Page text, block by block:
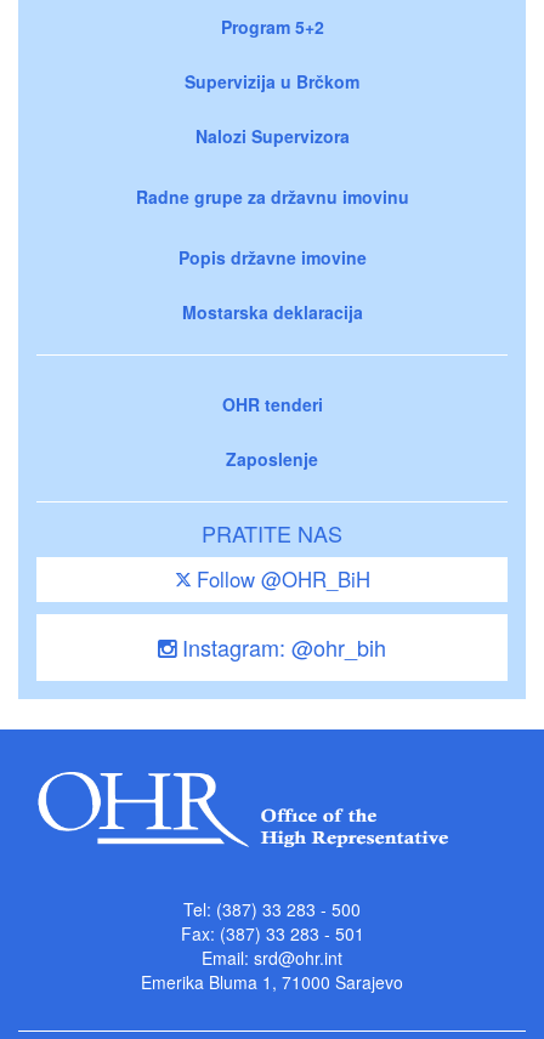
Program 5+2
Supervizija u Brčkom
Nalozi Supervizora
Radne grupe za državnu imovinu
Popis državne imovine
Mostarska deklaracija
OHR tenderi
Zaposlenje
PRATITE NAS
Follow @OHR_BiH
Instagram: @ohr_bih
Tel: (387) 33 283 - 500
Fax: (387) 33 283 - 501
Email: srd@ohr.int
Emerika Bluma 1, 71000 Sarajevo